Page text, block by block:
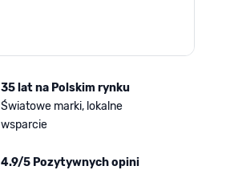
35 lat na Polskim rynku
Światowe marki, lokalne
wsparcie
4.9/5 Pozytywnych opini